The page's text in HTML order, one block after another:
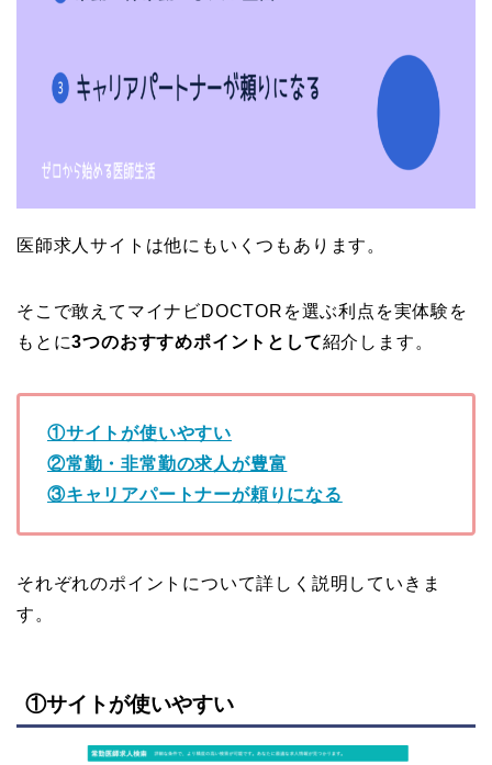
医師求人サイトは他にもいくつもあります。
そこで敢えてマイナビDOCTORを選ぶ利点を実体験を
もとに3つのおすすめポイントとして紹介します。
①サイトが使いやすい
②常勤・非常勤の求人が豊富
③キャリアパートナーが頼りになる
それぞれのポイントについて詳しく説明していきま
す。
①サイトが使いやすい